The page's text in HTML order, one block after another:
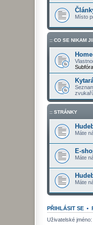
Místo
:: CO SE NIKAM
:: STRÁNKY
Máte
E-
Máte
Máte
PŘIHLÁSIT SE •
Uživatelské jméno: